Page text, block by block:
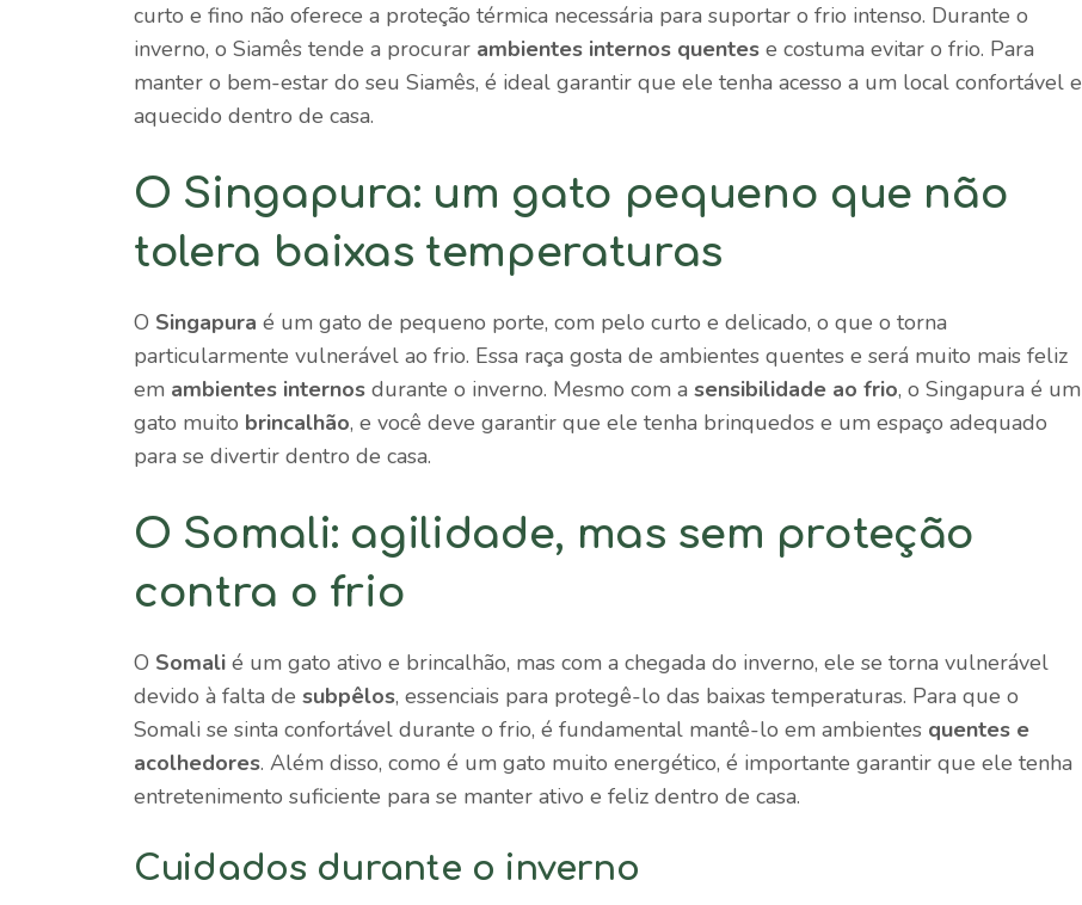
curto e fino não oferece a proteção térmica necessária para suportar o frio intenso. Durante o
inverno, o Siamês tende a procurar ambientes internos quentes e costuma evitar o frio. Para
manter o bem-estar do seu Siamês, é ideal garantir que ele tenha acesso a um local confortável e
aquecido dentro de casa.
O Singapura: um gato pequeno que não
tolera baixas temperaturas
O Singapura é um gato de pequeno porte, com pelo curto e delicado, o que o torna
particularmente vulnerável ao frio. Essa raça gosta de ambientes quentes e será muito mais feliz
em ambientes internos durante o inverno. Mesmo com a sensibilidade ao frio, o Singapura é um
gato muito brincalhão, e você deve garantir que ele tenha brinquedos e um espaço adequado
para se divertir dentro de casa.
O Somali: agilidade, mas sem proteção
contra o frio
O Somali é um gato ativo e brincalhão, mas com a chegada do inverno, ele se torna vulnerável
devido à falta de subpêlos, essenciais para protegê-lo das baixas temperaturas. Para que o
Somali se sinta confortável durante o frio, é fundamental mantê-lo em ambientes quentes e
acolhedores. Além disso, como é um gato muito energético, é importante garantir que ele tenha
entretenimento suficiente para se manter ativo e feliz dentro de casa.
Cuidados durante o inverno